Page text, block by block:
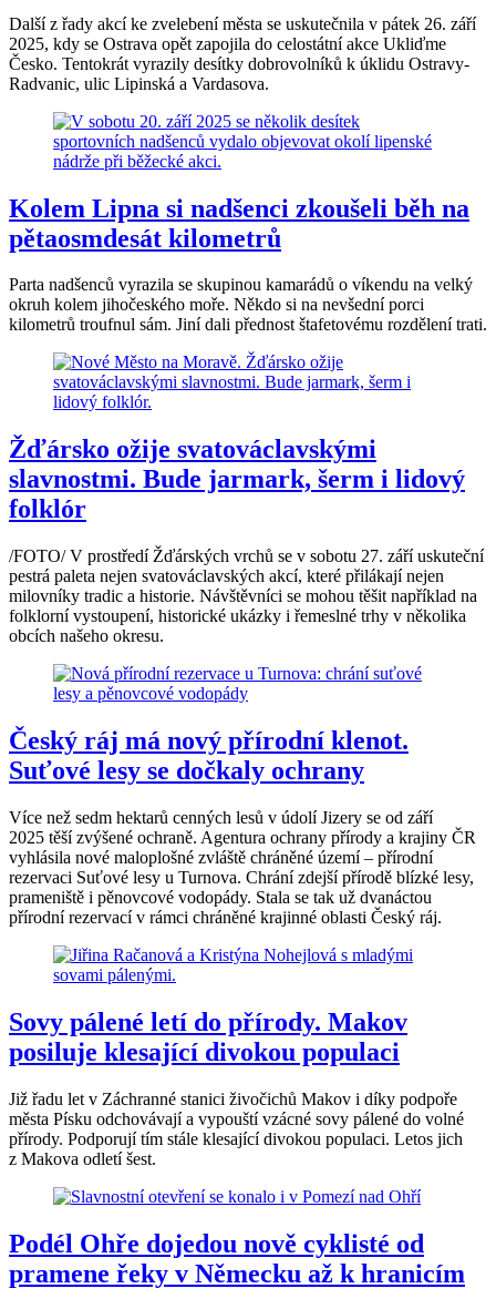
Další z řady akcí ke zvelebení města se uskutečnila v pátek 26. září
2025, kdy se Ostrava opět zapojila do celostátní akce Ukliďme
Česko. Tentokrát vyrazily desítky dobrovolníků k úklidu Ostravy-
Radvanic, ulic Lipinská a Vardasova.
Kolem Lipna si nadšenci zkoušeli běh na
pětaosmdesát kilometrů
Parta nadšenců vyrazila se skupinou kamarádů o víkendu na velký
okruh kolem jihočeského moře. Někdo si na nevšední porci
kilometrů troufnul sám. Jiní dali přednost štafetovému rozdělení trati.
Žďársko ožije svatováclavskými
slavnostmi. Bude jarmark, šerm i lidový
folklór
/FOTO/ V prostředí Žďárských vrchů se v sobotu 27. září uskuteční
pestrá paleta nejen svatováclavských akcí, které přilákají nejen
milovníky tradic a historie. Návštěvníci se mohou těšit například na
folklorní vystoupení, historické ukázky i řemeslné trhy v několika
obcích našeho okresu.
Český ráj má nový přírodní klenot.
Suťové lesy se dočkaly ochrany
Více než sedm hektarů cenných lesů v údolí Jizery se od září
2025 těší zvýšené ochraně. Agentura ochrany přírody a krajiny ČR
vyhlásila nové maloplošné zvláště chráněné území – přírodní
rezervaci Suťové lesy u Turnova. Chrání zdejší přírodě blízké lesy,
prameniště i pěnovcové vodopády. Stala se tak už dvanáctou
přírodní rezervací v rámci chráněné krajinné oblasti Český ráj.
Sovy pálené letí do přírody. Makov
posiluje klesající divokou populaci
Již řadu let v Záchranné stanici živočichů Makov i díky podpoře
města Písku odchovávají a vypouští vzácné sovy pálené do volné
přírody. Podporují tím stále klesající divokou populaci. Letos jich
z Makova odletí šest.
Podél Ohře dojedou nově cyklisté od
pramene řeky v Německu až k hranicím